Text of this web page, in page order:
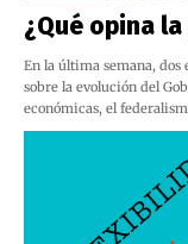
¿Qué opina
En la última semana, dos
sobre la evolución del
económicas, el